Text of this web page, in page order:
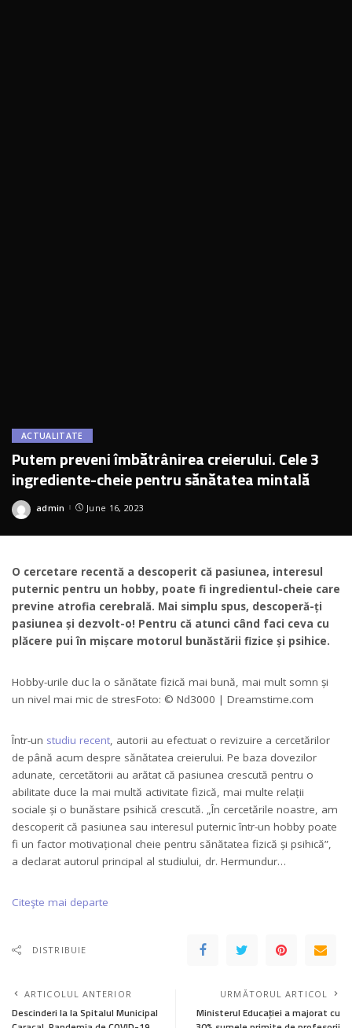
ACTUALITATE
Putem preveni îmbătrânirea creierului. Cele 3
ingrediente-cheie pentru sănătatea mintală
Posted
admin June 16, 2023
O cercetare recentă a descoperit că pasiunea, interesul
puternic pentru un hobby, poate fi ingredientul-cheie care
previne atrofia cerebrală. Mai simplu spus, descoperă-ți
pasiunea și dezvolt-o! Pentru că atunci când faci ceva cu
plăcere pui în mișcare motorul bunăstării fizice și psihice.
Hobby-urile duc la o sănătate fizică mai bună, mai mult somn și
un nivel mai mic de stresFoto: © Nd3000 | Dreamstime.com
Într-un studiu recent , autorii au efectuat o revizuire a cercetărilor
de până acum despre sănătatea creierului. Pe baza dovezilor
adunate, cercetătorii au arătat că pasiunea crescută pentru o
abilitate duce la mai multă activitate fizică, mai multe relații
sociale și o bunăstare psihică crescută. „În cercetările noastre, am
descoperit că pasiunea sau interesul puternic într-un hobby poate
fi un factor motivațional cheie pentru sănătatea fizică și psihică”,
a declarat autorul principal al studiului, dr. Hermundur…
Citeşte mai departe
DISTRIBUIE
ARTICOLUL ANTERIOR
Descinderi la la Spitalul Municipal
URMĂTORUL ARTICOL
Ministerul Educației a majorat cu